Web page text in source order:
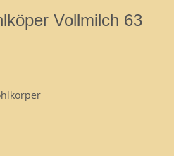
Vollmilch 63